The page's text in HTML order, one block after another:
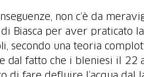
non c’è da
Biasca per aver praticato
secondo una teoria
dal fatto che i bleniesi il